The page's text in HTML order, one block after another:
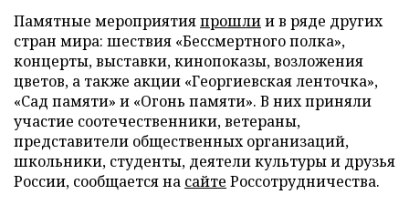
Памятные мероприятияпрошлии в ряде других
стран мира: шествия «Бессмертного полка»,
концерты, выставки, кинопоказы, возложения
цветов, а также акции «Георгиевская ленточка»,
«Сад памяти» и «Огонь памяти». В них приняли
участие соотечественники, ветераны,
представители общественных организаций,
школьники, студенты, деятели культуры и друзья
России, сообщается на сайте Россотрудничества.